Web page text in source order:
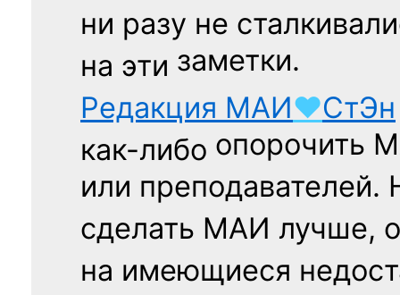
ни разу не
на эти заметки.
Редакция МАИ♥СтЭн
как-либо опорочить
или
сделать МАИ лучше,
на имеющиеся